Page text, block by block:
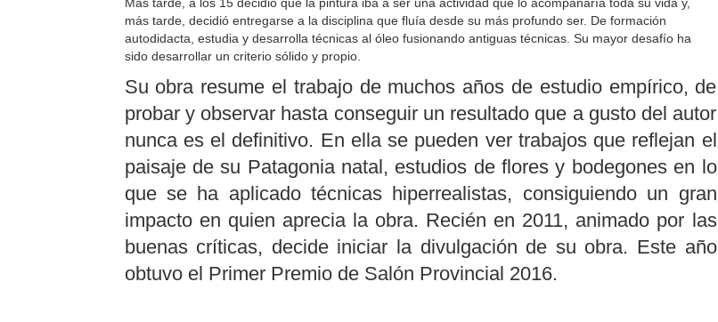
más tarde, decidió entregarse a la disciplina que fluía desde su más profundo ser. De formación
autodidacta, estudia y desarrolla técnicas al óleo fusionando antiguas técnicas. Su mayor desafío ha
sido desarrollar un criterio sólido y propio.
Su obra resume el trabajo de muchos años de estudio empírico, de
probar y observar hasta conseguir un resultado que a gusto del autor
nunca es el definitivo. En ella se pueden ver trabajos que reflejan el
paisaje de su Patagonia natal, estudios de flores y bodegones en lo
que se ha aplicado técnicas hiperrealistas, consiguiendo un gran
impacto en quien aprecia la obra. Recién en 2011, animado por las
buenas críticas, decide iniciar la divulgación de su obra. Este año
obtuvo el Primer Premio de Salón Provincial 2016.